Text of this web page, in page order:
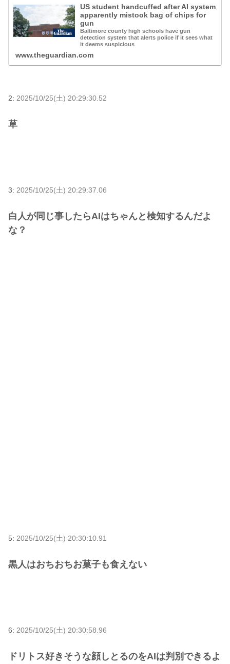
US student handcuffed after AI system
apparently mistook bag of chips for
gun
Baltimore county high schools have gun
detection system that alerts police if it sees what
it deems suspicious
www.theguardian.com
2: 2025/10/25(土) 20:29:30.52
草
3: 2025/10/25(土) 20:29:37.06
白人が同じ事したらAIはちゃんと検知するんだよ
な？
5: 2025/10/25(土) 20:30:10.91
黒人はおちおちお菓子も食えない
6: 2025/10/25(土) 20:30:58.96
ドリトス好きそうな顔しとるのをAIは判別できるよ